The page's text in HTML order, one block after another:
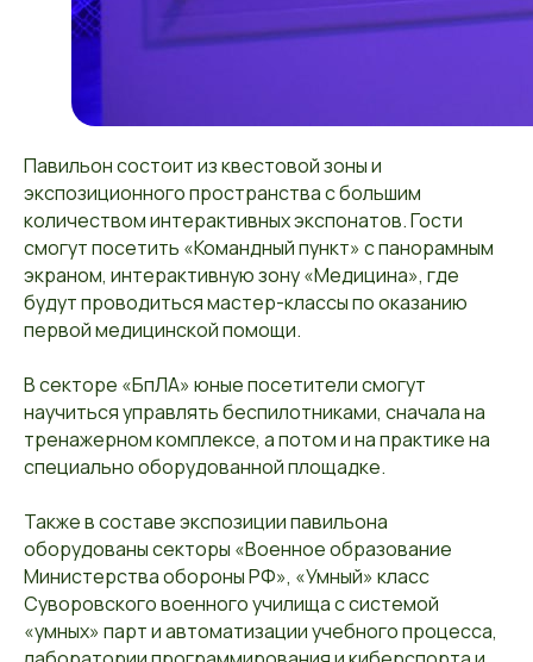
Павильон состоит из квестовой‌ зоны и
экспозиционного пространства с большим
количеством интерактивных экспонатов. Гости
смогут посетить «Командный пункт» с панорамным
экраном, интерактивную зону «Медицина», где
будут проводиться мастер-классы по оказанию
первой медицинской помощи.
В секторе «БпЛА» юные посетители смогут
научиться управлять беспилотниками, сначала на
тренажерном комплексе, а потом и на практике на
специально оборудованной площадке.
Также в составе экспозиции павильона
оборудованы секторы «Военное образование
Министерства обороны РФ», «Умный» класс
Суворовского военного училища с системой
«умных» парт и автоматизации учебного процесса,